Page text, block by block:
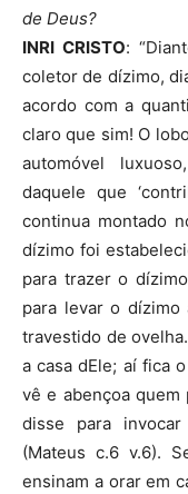
de Deus?
INRI CRISTO:
coletor de dízimo,
acordo com a
claro que sim! O
automóvel
daquele que
continua montado
dízimo foi
para trazer o
para levar o
travestido de
a casa dEle; aí fica
vê e abençoa quem
disse para
(Mateus c.6 v.6).
ensinam a orar em